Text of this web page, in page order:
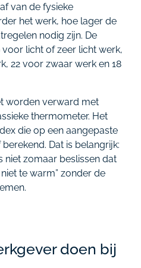
van de fysieke
het werk, hoe lager de
nodig zijn. De
licht of zeer licht werk,
22 voor zwaar werk en 18
worden verward met
thermometer. Het
die op een aangepaste
Dat is belangrijk:
niet zomaar beslissen dat
te warm” zonder de
doen bij